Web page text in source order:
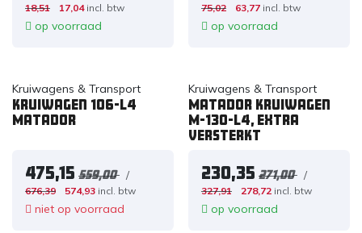
18,51 17,04 incl. btw
op voorraad
75,02 63,77 incl. btw
op voorraad
Kruiwagens & Transport
Kruiwagen 106-L4
Matador
475,15 559,00 /
676,39 574,93 incl. btw
niet op voorraad
Kruiwagens & Transport
Matador kruiwagen
M-130-L4, extra
versterkt
230,35 271,00 /
327,91 278,72 incl. btw
op voorraad